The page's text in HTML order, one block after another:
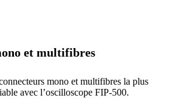
et multifibres
mono et multifibres la plus
avec l’oscilloscope FIP-500.